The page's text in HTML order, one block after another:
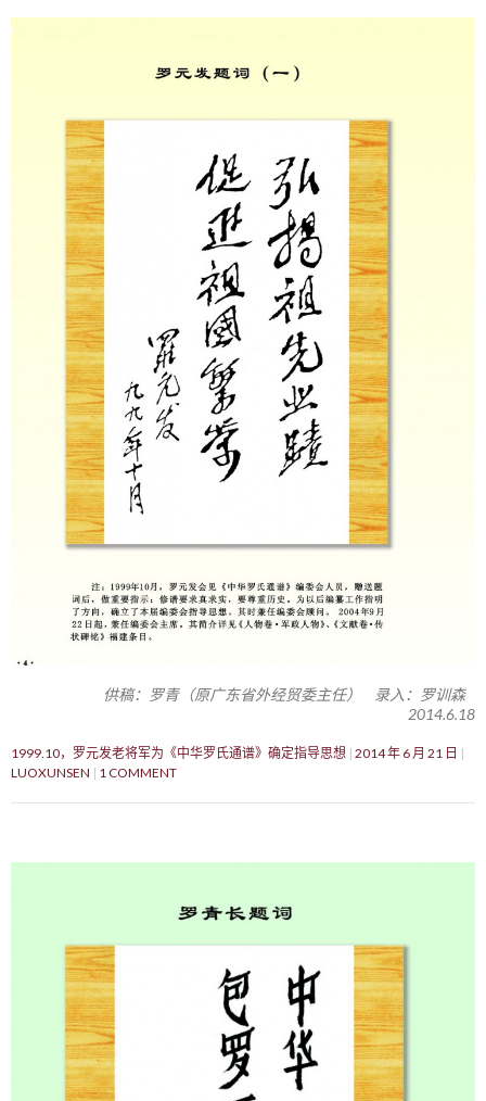
供稿：罗青（原广东省外经贸委主任） 录入：罗训森
2014.6.18
1999.10，罗元发老将军为《中华罗氏通谱》确定指导思想 2014 年 6 月 21 日
LUOXUNSEN
1 COMMENT